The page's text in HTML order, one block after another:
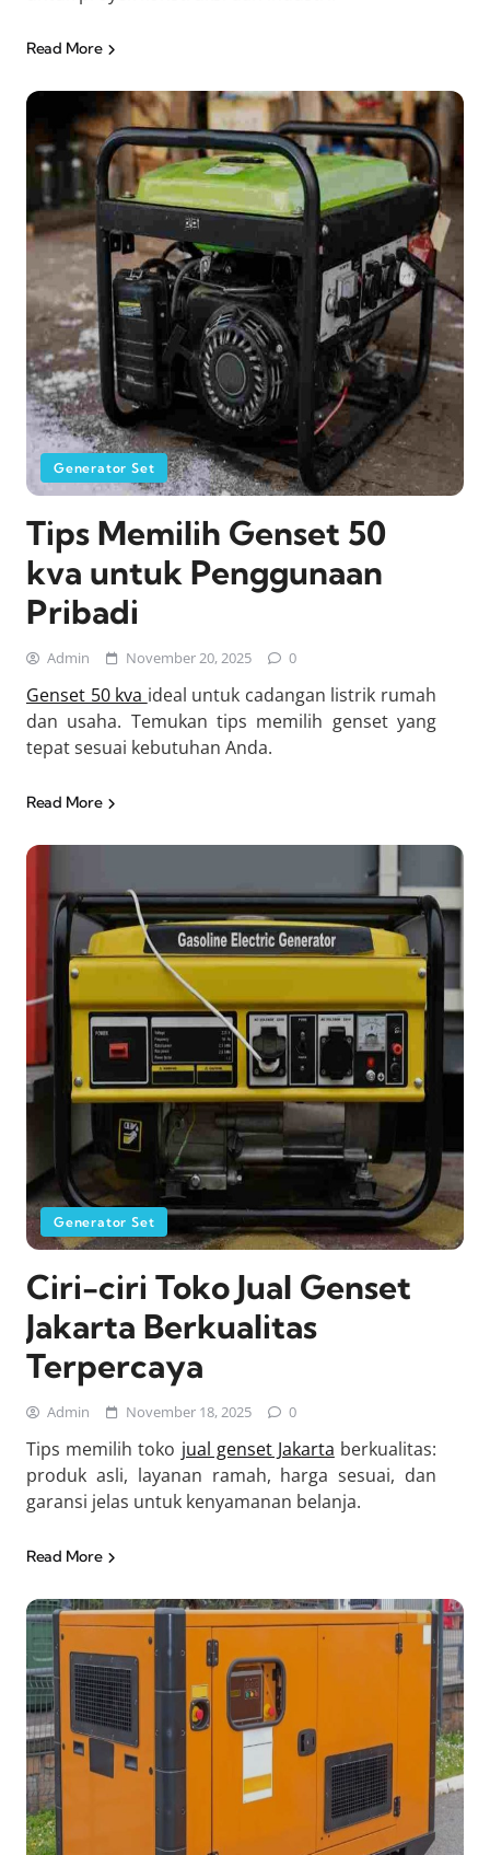
Read More
Generator Set
Tips Memilih Genset 50
kva untuk Penggunaan
Pribadi
Admin November 20, 2025 0
Genset 50 kva ideal untuk cadangan listrik rumah
dan usaha. Temukan tips memilih genset yang
tepat sesuai kebutuhan Anda.
Read More
Generator Set
Ciri-ciri Toko Jual Genset
Jakarta Berkualitas
Terpercaya
Admin November 18, 2025 0
Tips memilih toko jual genset Jakarta berkualitas:
produk asli, layanan ramah, harga sesuai, dan
garansi jelas untuk kenyamanan belanja.
Read More